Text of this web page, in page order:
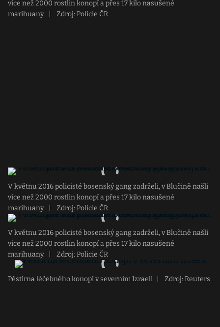
více než 2000 rostlin konopí a přes 17 kilo nasušené
marihuany.
Zdroj: Policie ČR
V květnu 2016 policisté bosenský gang zadrželi, v Blučině našli
více než 2000 rostlin konopí a přes 17 kilo nasušené
marihuany.
Zdroj: Policie ČR
V květnu 2016 policisté bosenský gang zadrželi, v Blučině našli
více než 2000 rostlin konopí a přes 17 kilo nasušené
marihuany.
Zdroj: Policie ČR
Pěstírna léčebného konopí v severním Izraeli Zdroj: Reuters